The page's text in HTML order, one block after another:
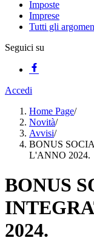
Imposte
Imprese
Tutti gli
Seguici su
Accedi
Home Page/
Novità/
Avvisi/
BONUS
L'ANNO 2024.
BONUS
2024.